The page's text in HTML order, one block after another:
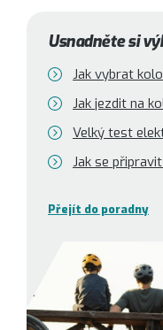
Usnadněte si
Jak vybrat
Jak jezdit na
Velký test
Jak se
Přejít do poradny